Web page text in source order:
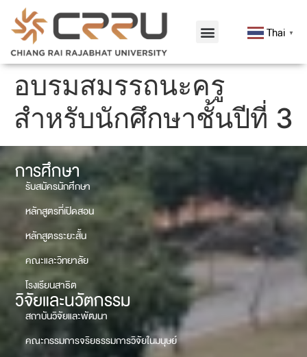
Thai ▼
อบรมสมรรถนะครู
สำหรับนักศึกษาชั้นปีที่ 3
การศึกษา
รับสมัครนักศึกษา
หลักสูตรที่เปิดสอน
หลักสูตรระยะสั้น
คณะและวิทยาลัย
โรงเรียนสาธิต
วิจัยและนวัตกรรม
สถาบันวิจัยและพัฒนา
คณะกรรมการจริยธรรมการวิจัยในมนุษย์